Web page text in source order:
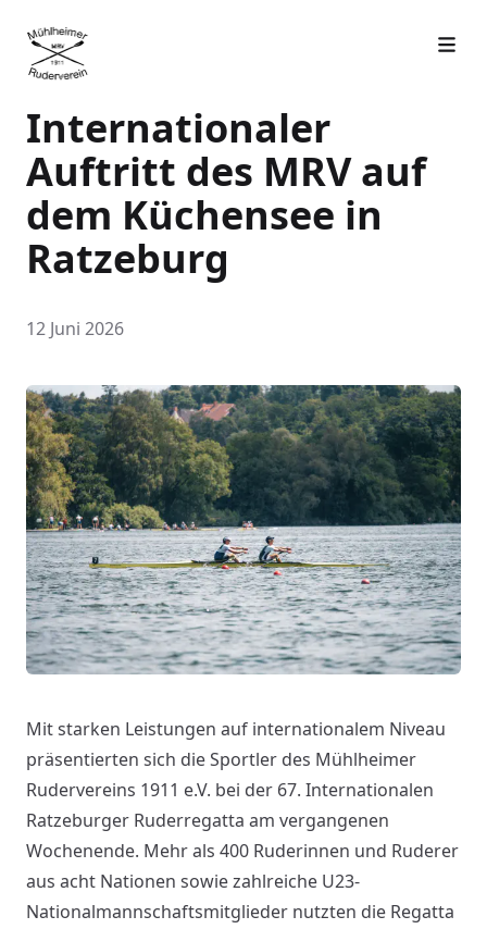
Internationaler
Auftritt des MRV auf
dem Küchensee in
Ratzeburg
12 Juni 2026
Mit starken Leistungen auf internationalem Niveau
präsentierten sich die Sportler des Mühlheimer
Rudervereins 1911 e.V. bei der 67. Internationalen
Ratzeburger Ruderregatta am vergangenen
Wochenende. Mehr als 400 Ruderinnen und Ruderer
aus acht Nationen sowie zahlreiche U23-
Nationalmannschaftsmitglieder nutzten die Regatta